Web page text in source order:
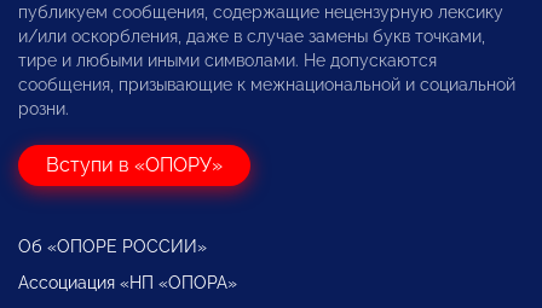
публикуем сообщения, содержащие нецензурную лексику
и/или оскорбления, даже в случае замены букв точками,
тире и любыми иными символами. Не допускаются
сообщения, призывающие к межнациональной и социальной
розни.
Вступи в «ОПОРУ»
Об «ОПОРЕ РОССИИ»
Ассоциация «НП «ОПОРА»